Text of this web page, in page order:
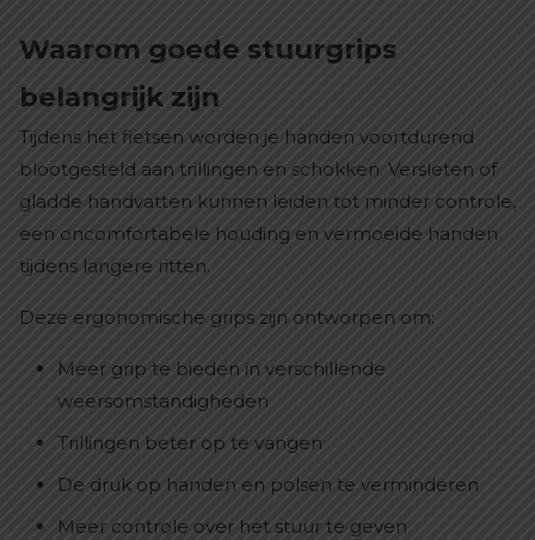
Waarom goede stuurgrips
belangrijk zijn
Tijdens het fietsen worden je handen voortdurend
blootgesteld aan trillingen en schokken. Versleten of
gladde handvatten kunnen leiden tot minder controle,
een oncomfortabele houding en vermoeide handen
tijdens langere ritten.
Deze ergonomische grips zijn ontworpen om:
Meer grip te bieden in verschillende
weersomstandigheden
Trillingen beter op te vangen
De druk op handen en polsen te verminderen
Meer controle over het stuur te geven